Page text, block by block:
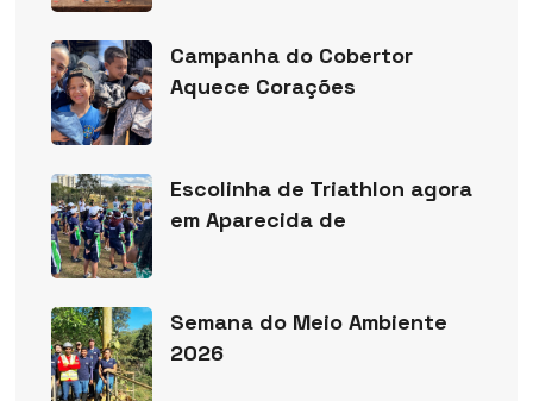
Campanha do Cobertor
Aquece Corações
Escolinha de Triathlon agora
em Aparecida de
Semana do Meio Ambiente
2026